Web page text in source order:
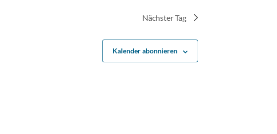
Nächster Tag
Kalender abonnieren